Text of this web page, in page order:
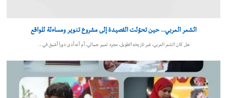
الشعر العربي.. حين تحوّلت القصيدة إلى مشروع تنوير ومساءلة للواقع
هل كان الشعر العربي، عبر تاريخه الطويل، مجرد تعبير جمالي، أم أنه أدى دوراً أعمق في…